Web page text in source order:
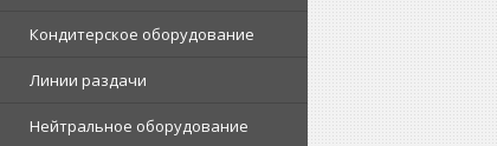
Кондитерское оборудование
Линии раздачи
Нейтральное оборудование